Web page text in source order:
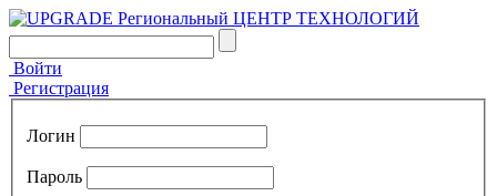
Войти
Регистрация
Логин
Пароль